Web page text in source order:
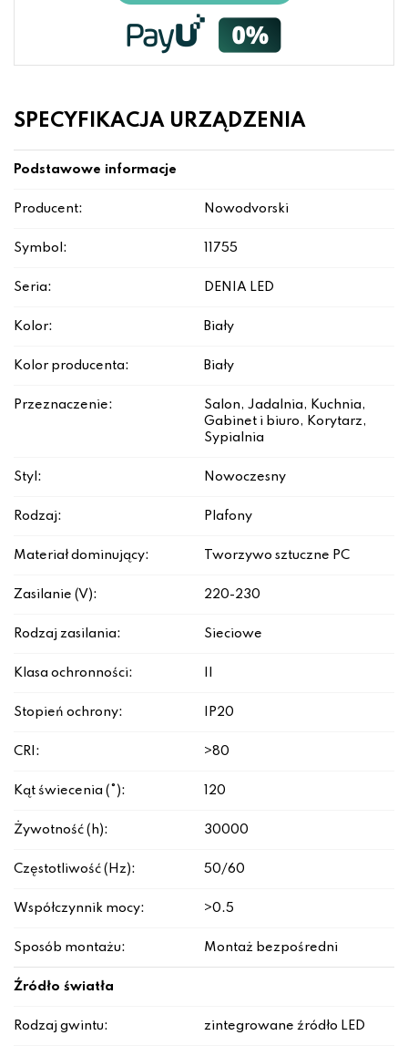
SPECYFIKACJA URZĄDZENIA
Podstawowe informacje
Producent: Nowodvorski
Symbol: 11755
Seria: DENIA LED
Kolor: Biały
Kolor producenta: Biały
Przeznaczenie:
Salon, Jadalnia, Kuchnia,
Gabinet i biuro, Korytarz,
Sypialnia
Styl: Nowoczesny
Rodzaj: Plafony
Materiał dominujący: Tworzywo sztuczne PC
Zasilanie (V): 220-230
Rodzaj zasilania: Sieciowe
Klasa ochronności:
Stopień ochrony: IP20
CRI: >80
Kąt świecenia (°): 120
Żywotność (h): 30000
Częstotliwość (Hz): 50/60
Współczynnik mocy: >0.5
Sposób montażu: Montaż bezpośredni
Źródło światła
Rodzaj gwintu: zintegrowane źródło LED